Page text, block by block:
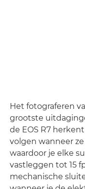
Het fotograferen
grootste
de EOS R7
volgen wanneer
waardoor je elke
vastleggen tot 15
mechanische